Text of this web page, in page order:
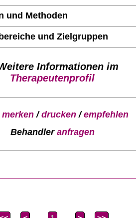
und Methoden
und Zielgruppen
Informationen im
Therapeutenprofil
merken/drucken/empfehlen
Behandler anfragen